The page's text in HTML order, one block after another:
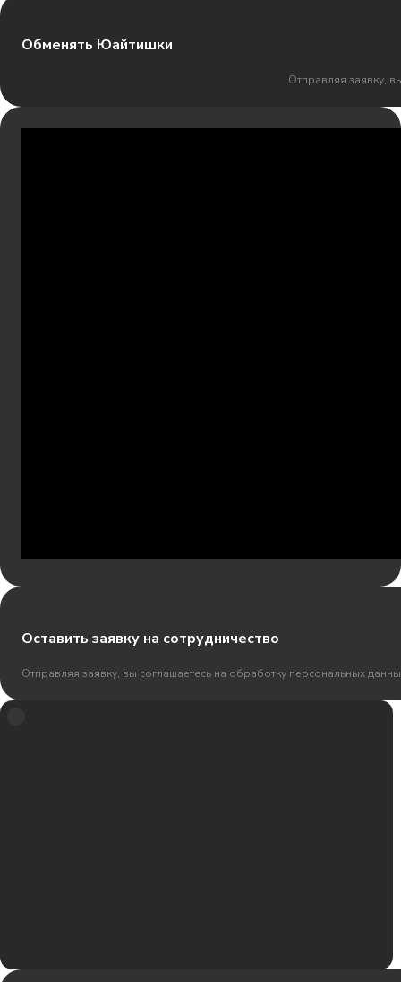
Обменять Юайтишки
Отправляя заявку,
Оставить заявку на сотрудничество
Отправляя заявку, вы соглашаетесь на обработку персональных